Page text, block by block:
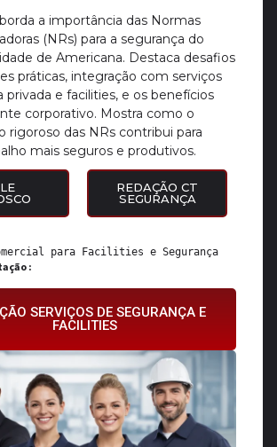
a importância das Normas
(NRs) para a segurança do
de Americana. Destaca desafios
práticas, integração com serviços
privada e facilities, e os benefícios
corporativo. Mostra como o
rigoroso das NRs contribui para
mais seguros e produtivos.
REDAÇÃO CT
SEGURANÇA
para Facilities e Segurança
:
SERVIÇOS DE SEGURANÇA E
FACILITIES